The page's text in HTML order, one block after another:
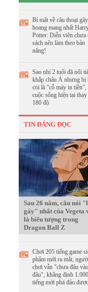
Bí mật về câu thoại gây
hoang mang nhất
Potter: Diễn viên chưa
sách nên làm theo bản
năng!
Sao nhí 2 tuổi đã nổi
khắp châu Á nhưng bị
coi là “cỗ máy in tiền”,
cuộc sống hiện tại
180 độ
TIN ĐÁNG ĐỌC
Sau 26 năm, câu nói
gáy" nhất của Vegeta
là biểu tượng trong
Dragon Ball Z
Chơi 205 tiếng game
phẩm mới ra mắt,
chơi vẫn "chưa đâu vào
đâu", khẳng định 1.000
tiếng mới phá đảo được